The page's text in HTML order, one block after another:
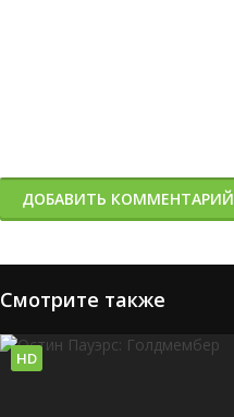
ДОБАВИТЬ КОММЕНТАРИЙ
Смотрите также
HD